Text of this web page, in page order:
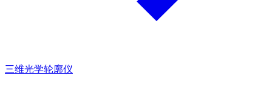
三维光学轮廓仪